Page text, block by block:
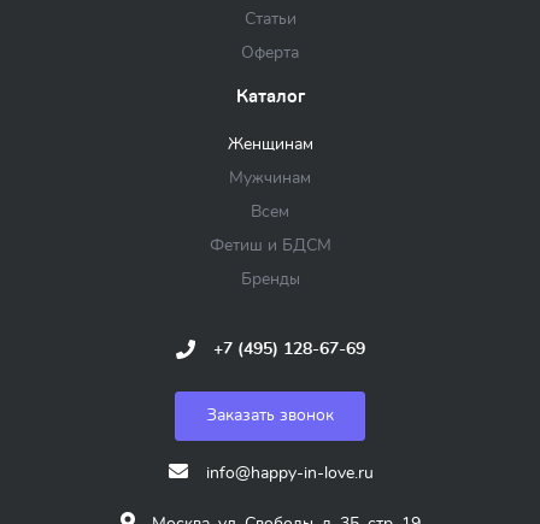
Статьи
Оферта
Каталог
Женщинам
Мужчинам
Всем
Фетиш и БДСМ
Бренды
+7 (495) 128-67-69
Заказать звонок
info@happy-in-love.ru